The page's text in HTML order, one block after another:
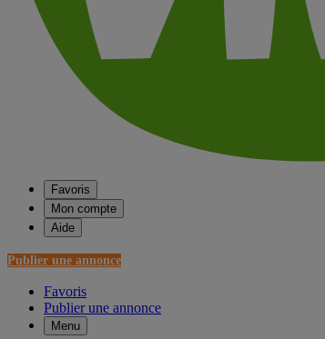
Favoris
Mon compte
Aide
Publier une annonce
Favoris
Publier une annonce
Menu